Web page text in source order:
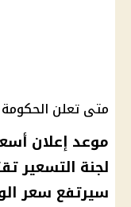
متى تعلن الحكومة
موعد إعلان
لجنة التسعير
سيرتفع سعر